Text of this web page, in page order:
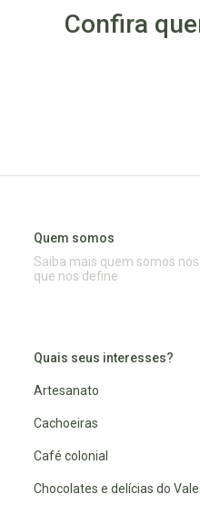
Confira
Quem somos
Saiba mais quem somos nós
que nos define
Quais seus interesses?
Artesanato
Cachoeiras
Café colonial
Chocolates e delícias do Vale